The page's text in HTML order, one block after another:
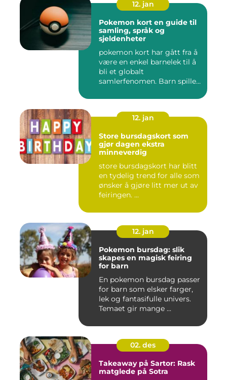
12. jan
Pokemon kort en guide til
samling, språk og
sjeldenheter
pokemon kort har gått fra å
være en enkel barnelek til å
bli et globalt
samlerfenomen. Barn spiller
12. jan
Store bursdagskort som
gjør dagen ekstra
minneverdig
store bursdagskort har blitt
en tydelig trend for alle som
ønsker å gjøre litt mer ut av
feiringen. ...
12. jan
Pokemon bursdag: slik
skapes en magisk feiring
for barn
En pokemon bursdag passer
for barn som elsker farger,
lek og fantasifulle univers.
Temaet gir mange ...
02. des
Takeaway på Sartor: Rask
matglede på Sotra